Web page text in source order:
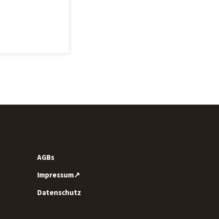
AGBs
Impressum↗
Datenschutz